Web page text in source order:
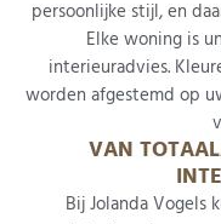
persoonlijke stijl, en
Elke woning is
interieuradvies.
worden afgestemd op
VAN
Bij Jolanda